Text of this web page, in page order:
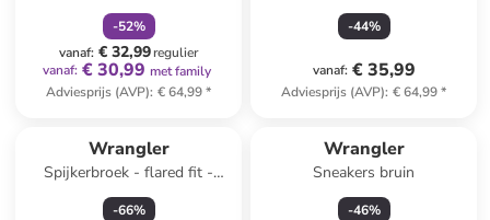
-52%
vanaf: € 32,99regulier
vanaf: € 30,99 met family
Adviesprijs (AVP): € 64,99*
-44%
vanaf: € 35,99
Adviesprijs (AVP): € 64,99*
Wrangler
Spijkerbroek - flared fit -
zwart
-66%
Wrangler
Sneakers bruin
-46%